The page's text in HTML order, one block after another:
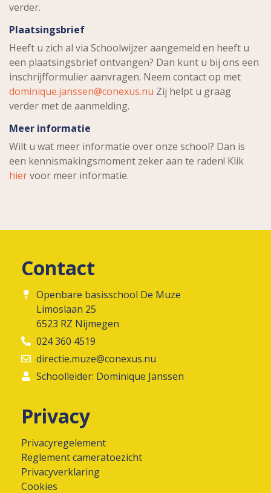
verder.
Plaatsingsbrief
Heeft u zich al via Schoolwijzer aangemeld en heeft u
een plaatsingsbrief ontvangen? Dan kunt u bij ons een
inschrijfformulier aanvragen. Neem contact op met
dominique.janssen@conexus.nu Zij helpt u graag
verder met de aanmelding.
Meer informatie
Wilt u wat meer informatie over onze school? Dan is
een kennismakingsmoment zeker aan te raden! Klik
hiervoor meer informatie.
Contact
Openbare basisschool De Muze
Limoslaan 25
6523 RZ Nijmegen
024 360 4519
directie.muze@conexus.nu
Schoolleider: Dominique Janssen
Privacy
Privacyregelement
Reglement cameratoezicht
Privacyverklaring
Cookies